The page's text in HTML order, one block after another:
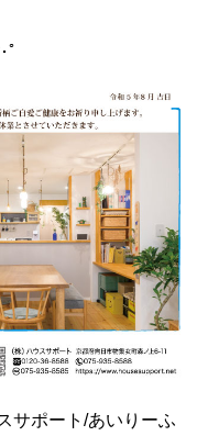
ﾟ
サポート/あいりーふ